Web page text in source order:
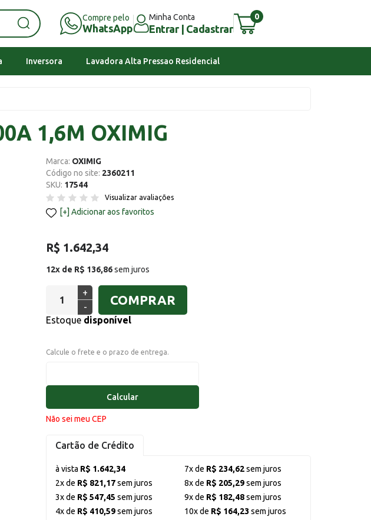
Compre pelo
WhatsApp
Minha Conta
Entrar | Cadastrar
0
Inversora Lavadora Alta Pressao Residencial
1,6M OXIMIG
Marca: OXIMIG
Código no site: 2360211
SKU: 17544
Visualizar avaliações
Adicionar aos favoritos
R$ 1.642,34
12x de R$ 136,86sem juros
+
-
COMPRAR
Estoque disponível
Calcule o frete e o prazo de entrega.
Calcular
Não sei meu CEP
Cartão de Crédito
à vista R$ 1.642,34
2x de R$ 821,17sem juros
3x de R$ 547,45 sem juros
4x de R$ 410,59sem juros
7x de R$ 234,62sem juros
8x de R$ 205,29sem juros
9x de R$ 182,48sem juros
10x de R$ 164,23 sem juros